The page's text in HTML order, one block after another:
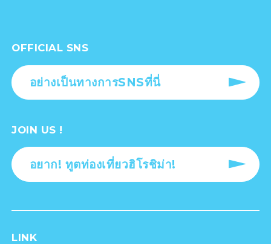
OFFICIAL SNS
อย่างเป็นทางการSNSที่นี่
JOIN US !
อยาก! ทูตท่องเที่ยวฮิโรชิม่า!
LINK